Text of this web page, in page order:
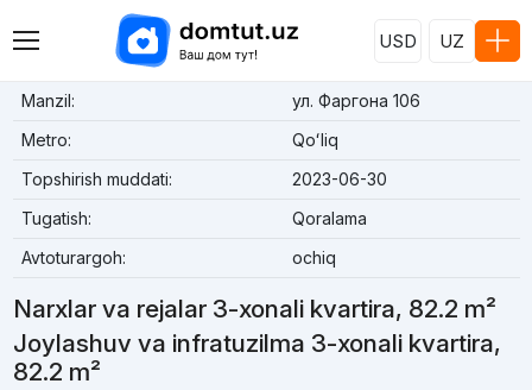
USD UZ
Manzil:
ул. Фаргона 106
Metro:
Qoʻliq
Topshirish muddati:
2023-06-30
Tugatish:
Qoralama
Avtoturargoh:
ochiq
Narxlar va rejalar 3-xonali kvartira, 82.2 m²
Joylashuv va infratuzilma 3-xonali kvartira,
82.2 m²